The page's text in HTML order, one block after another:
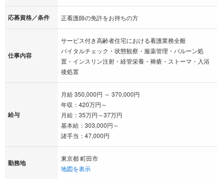
応募資格／条件 正看護師の免許をお持ちの方
仕事内容
サービス付き高齢者住宅における看護業務全般
バイタルチェック・状態観察・服薬管理・バルーン処
置・インスリン注射・経管栄養・褥瘡・ストーマ・入浴
後処置
給与
月給 350,000円 ～ 370,000円
年収：420万円～
月給：35万円～37万円
基本給：303,000円～
諸手当：47,000円
勤務地
東京都 町田市
地図を表示